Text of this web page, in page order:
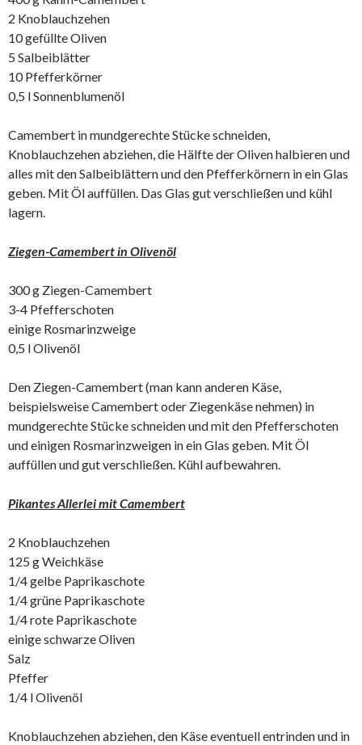
2 Knoblauchzehen
10 gefüllte Oliven
5 Salbeiblätter
10 Pfefferkörner
0,5 l Sonnenblumenöl
Camembert in mundgerechte Stücke schneiden,
Knoblauchzehen abziehen, die Hälfte der Oliven halbieren und
alles mit den Salbeiblättern und den Pfefferkörnern in ein Glas
geben. Mit Öl auffüllen. Das Glas gut verschließen und kühl
lagern.
Ziegen-Camembert in Olivenöl
300 g Ziegen-Camembert
3-4 Pfefferschoten
einige Rosmarinzweige
0,5 l Olivenöl
Den Ziegen-Camembert (man kann anderen Käse,
beispielsweise Camembert oder Ziegenkäse nehmen) in
mundgerechte Stücke schneiden und mit den Pfefferschoten
und einigen Rosmarinzweigen in ein Glas geben. Mit Öl
auffüllen und gut verschließen. Kühl aufbewahren.
Pikantes Allerlei mit Camembert
2 Knoblauchzehen
125 g Weichkäse
1/4 gelbe Paprikaschote
1/4 grüne Paprikaschote
1/4 rote Paprikaschote
einige schwarze Oliven
Salz
Pfeffer
1/4 l Olivenöl
Knoblauchzehen abziehen, den Käse eventuell entrinden und in